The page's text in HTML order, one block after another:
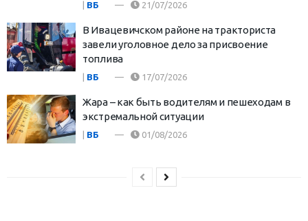
| ВБ 21/07/2026
В Ивацевичском районе на тракториста
завели уголовное дело за присвоение
топлива
| ВБ 17/07/2026
Жара – как быть водителям и пешеходам в
экстремальной ситуации
| ВБ 01/08/2026